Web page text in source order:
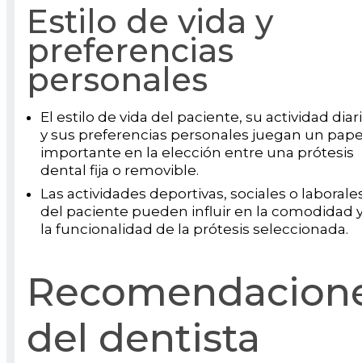
Estilo de vida y
preferencias
personales
El estilo de vida del paciente, su actividad
y sus preferencias personales juegan un
importante en la elección entre una prótesis
dental fija o removible.
Las actividades deportivas, sociales o
del paciente pueden influir en la comodidad
la funcionalidad de la prótesis seleccionada.
del dentista